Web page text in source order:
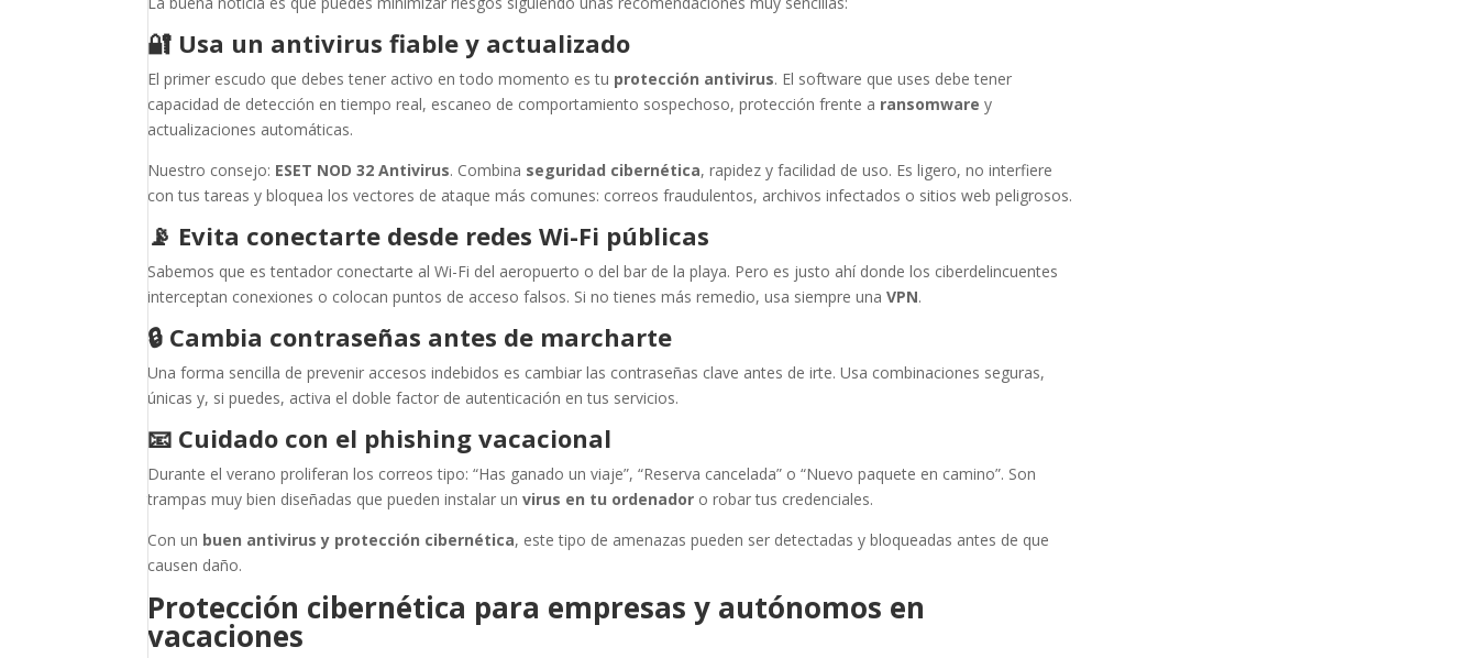
🔐 Usa un antivirus fiable y actualizado
El primer escudo que debes tener activo en todo momento es tu protección antivirus. El software que uses debe tener
capacidad de detección en tiempo real, escaneo de comportamiento sospechoso, protección frente a ransomware y
actualizaciones automáticas.
Nuestro consejo: ESET NOD 32 Antivirus. Combina seguridad cibernética, rapidez y facilidad de uso. Es ligero, no interfiere
con tus tareas y bloquea los vectores de ataque más comunes: correos fraudulentos, archivos infectados o sitios web peligrosos.
📡 Evita conectarte desde redes Wi-Fi públicas
Sabemos que es tentador conectarte al Wi-Fi del aeropuerto o del bar de la playa. Pero es justo ahí donde los ciberdelincuentes
interceptan conexiones o colocan puntos de acceso falsos. Si no tienes más remedio, usa siempre unaVPN.
🔒 Cambia contraseñas antes de marcharte
Una forma sencilla de prevenir accesos indebidos es cambiar las contraseñas clave antes de irte. Usa combinaciones seguras,
únicas y, si puedes, activa el doble factor de autenticación en tus servicios.
📧 Cuidado con el phishing vacacional
Durante el verano proliferan los correos tipo: “Has ganado un viaje”, “Reserva cancelada” o “Nuevo paquete en camino”. Son
trampas muy bien diseñadas que pueden instalar unvirus en tu ordenador o robar tus credenciales.
Con un buen antivirus y protección cibernética, este tipo de amenazas pueden ser detectadas y bloqueadas antes de que
causen daño.
Protección cibernética para empresas y autónomos en
vacaciones